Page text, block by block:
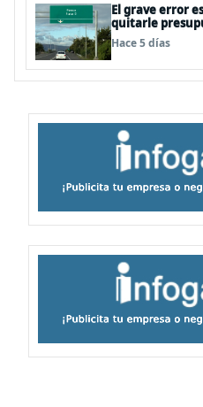
El grave error
quitarle
vial del Biobío
Hace 5 días